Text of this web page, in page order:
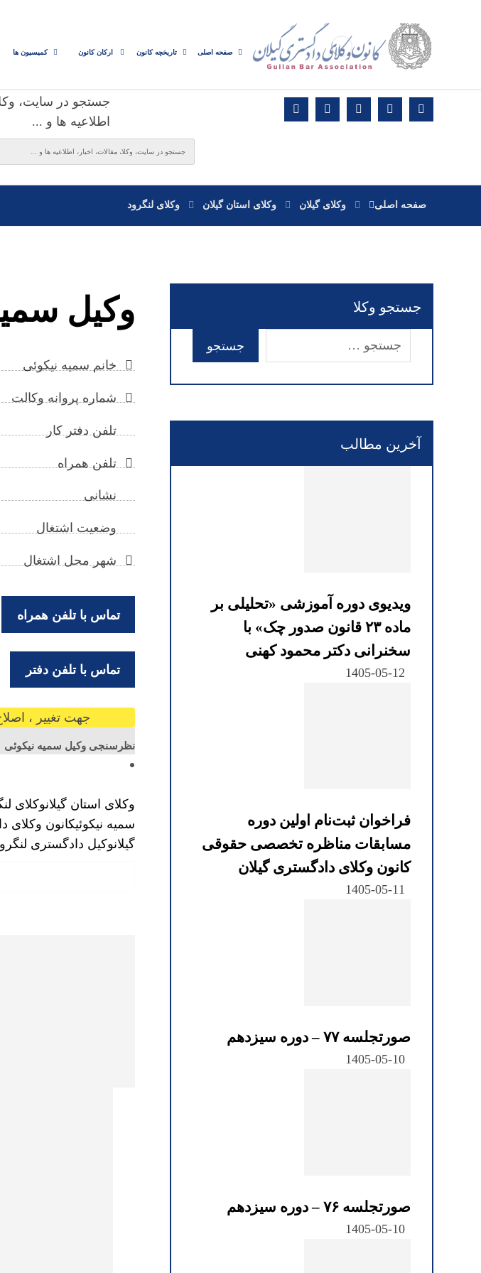
صفحه اصلی تاریخچه کانون ارکان کانون کمیسیون ها
جستجو در سایت،
اطلاعیه ها و ...
صفحه اصلی وکلای گیلان وکلای استان گیلان وکلای لنگرود
وکیل
خانم سمیه نیکوئی
شماره پروانه وکالت
تلفن دفتر کار
تلفن همراه
نشانی
وضعیت اشتغال
شهر محل اشتغال
تماس با تلفن همراه
تماس با تلفن دفتر
جهت تغییر ،
نظرسنجی وکیل سمیه نیکوئی
وکلای استان گیلانوکلای
سمیه نیکوئیکانون وکلای
گیلانوکیل دادگستری
جستجو وکلا
آخرین مطالب
ویدیوی دوره آموزشی «تحلیلی بر
ماده ۲۳ قانون صدور چک» با
سخنرانی دکتر محمود کهنی
1405-05-12
فراخوان ثبت‌نام اولین دوره
مسابقات مناظره تخصصی حقوقی
کانون وکلای دادگستری گیلان
1405-05-11
صورتجلسه ۷۷ – دوره سیزدهم
1405-05-10
صورتجلسه ۷۶ – دوره سیزدهم
1405-05-10